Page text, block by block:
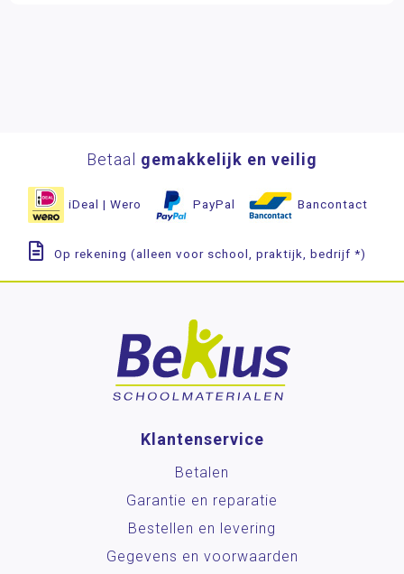
Betaal gemakkelijk en veilig
iDeal | Wero PayPal Bancontact
Op rekening (alleen voor school, praktijk, bedrijf *)
Klantenservice
Betalen
Garantie en reparatie
Bestellen en levering
Gegevens en voorwaarden